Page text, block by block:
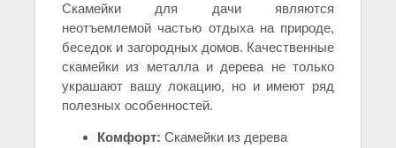
Скамейки для дачи являются
неотъемлемой частью отдыха на природе,
беседок и загородных домов. Качественные
скамейки из металла и дерева не только
украшают вашу локацию, но и имеют ряд
полезных особенностей.
Комфорт: Скамейки из дерева